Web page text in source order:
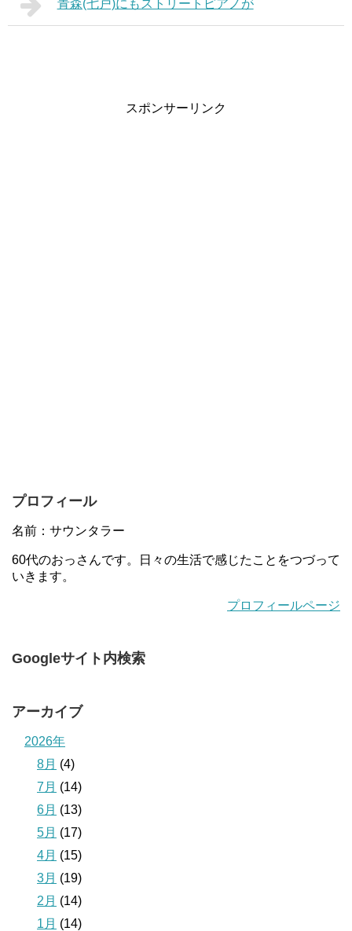
青森(七戸)にもストリートピアノが
スポンサーリンク
プロフィール
名前：サウンタラー
60代のおっさんです。日々の生活で感じたことをつづって
いきます。
プロフィールページ
Googleサイト内検索
アーカイブ
2026年
8月 (4)
7月 (14)
6月 (13)
5月 (17)
4月 (15)
3月 (19)
2月 (14)
1月 (14)